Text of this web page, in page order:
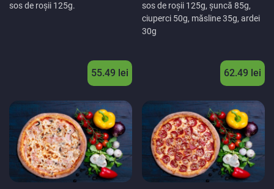
sos de roșii 125g.
55.49 lei
sos de roșii 125g, șuncă 85g,
ciuperci 50g, măsline 35g, ardei
30g
62.49 lei